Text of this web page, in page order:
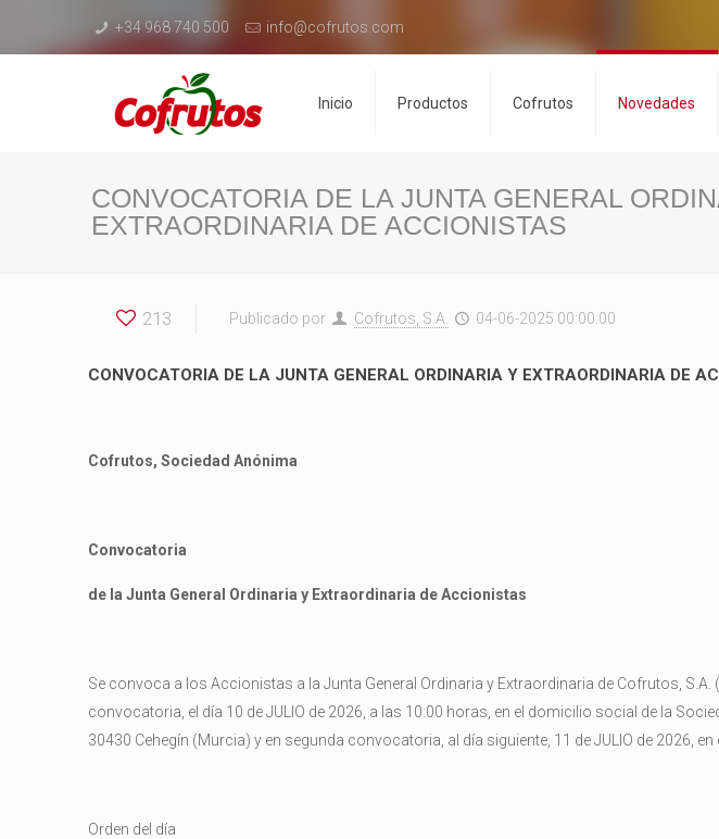
+34 968 740 500 info@cofrutos.com
Inicio Productos Cofrutos Novedades
CONVOCATORIA DE LA JUNTA GENERAL
EXTRAORDINARIA DE ACCIONISTAS
213 Publicado por Cofrutos, S.A. 04-06-2025 00:00:00
CONVOCATORIA DE LA JUNTA GENERAL ORDINARIA Y EXTRAORDINARIA DE
Cofrutos, Sociedad Anónima
Convocatoria
de la Junta General Ordinaria y Extraordinaria de Accionistas
Se convoca a los Accionistas a la Junta General Ordinaria y Extraordinaria de Cofrutos, S.A.
convocatoria, el día 10 de JULIO de 2026, a las 10:00 horas, en el domicilio social de la
30430 Cehegín (Murcia) y en segunda convocatoria, al día siguiente, 11 de JULIO de 2026,
Orden del día